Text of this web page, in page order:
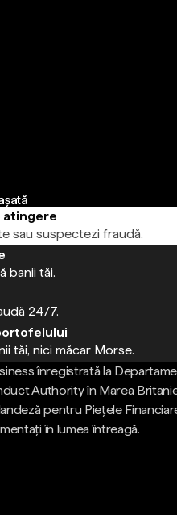
atingere
sau suspectezi fraudă.
banii tăi.
24/7.
tăi, nici măcar Morse.
înregistrată la
Authority în Marea
pentru Piețele
în lumea întreagă.